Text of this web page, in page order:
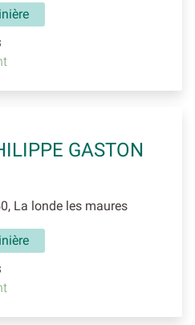
GASTON
La londe les maures